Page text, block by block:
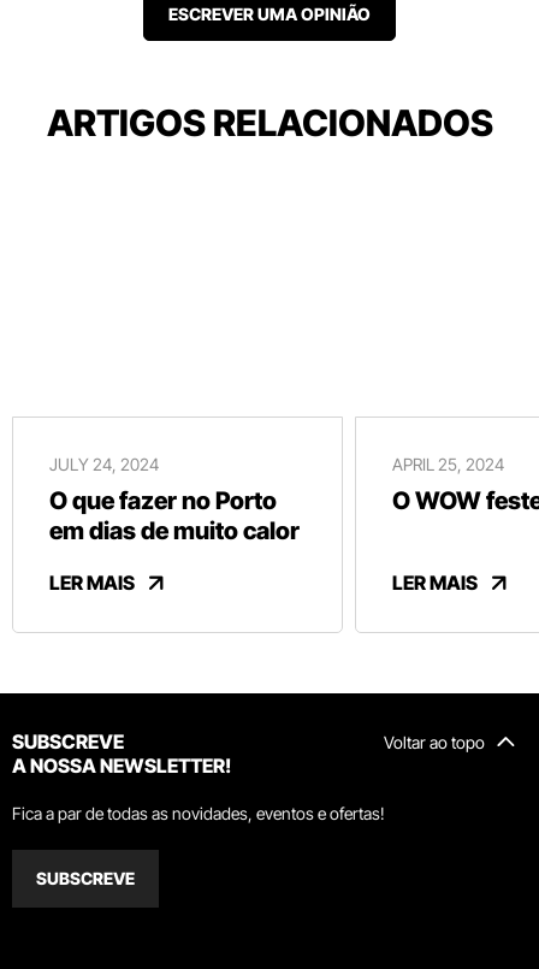
ESCREVER UMA OPINIÃO
ARTIGOS RELACIONADOS
JULY 24, 2024
O que fazer no Porto
em dias de muito calor
LER MAIS
APRIL 25, 2024
O WOW
LER MAIS
Voltar ao topo
SUBSCREVE
A NOSSA NEWSLETTER!
Fica a par de todas as novidades, eventos e ofertas!
SUBSCREVE